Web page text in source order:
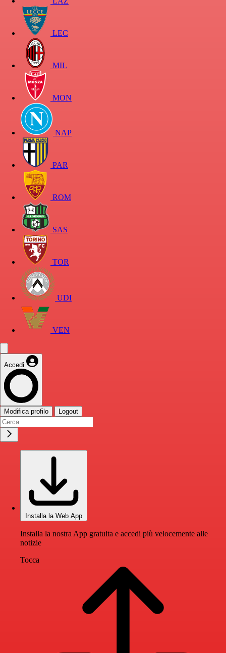
LEC
MIL
MON
NAP
PAR
ROM
SAS
TOR
UDI
VEN
Accedi
Modifica profilo Logout
Installa la Web App
Installa la nostra App gratuita e accedi più velocemente alle
notizie
Tocca